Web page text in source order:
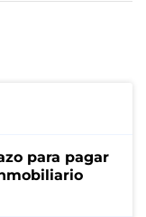
para pagar